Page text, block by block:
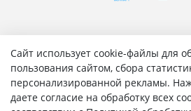
Сайт использует cookie-файлы для
пользования сайтом, сбора
персонализированной рекламы.
даете согласие на обработку всех
© 2001-2026 «Битрикс», «1С-Битрикс».
Битрикс: Управление сайтом.
Согласие на обработку персональных
Отзыв согласия на обработку